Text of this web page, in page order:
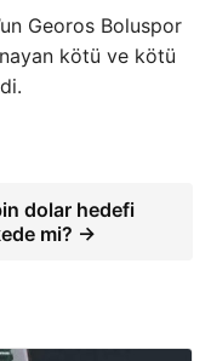
Georos Boluspor
kötü ve kötü
dolar hedefi
mi? →